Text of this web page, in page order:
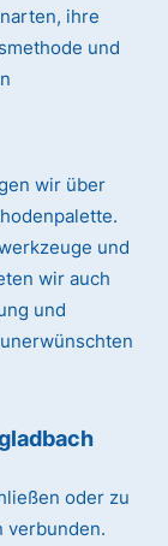
ihre
und
wir über
und
wir auch
und
oder zu
verbunden.